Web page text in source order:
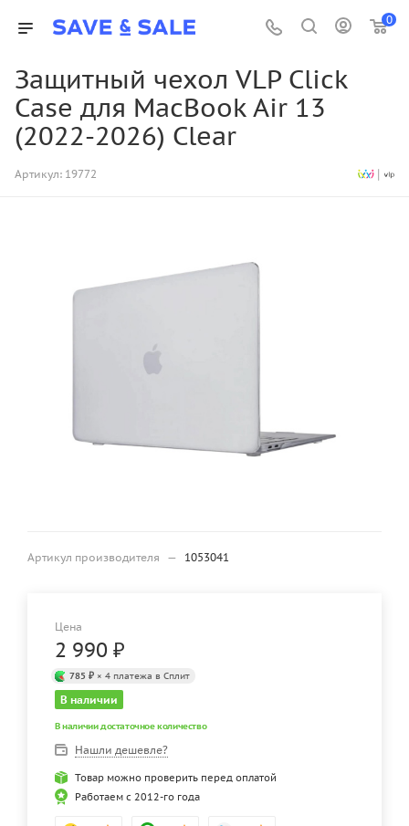
0
Защитный чехол VLP Click
Case для MacBook Air 13
(2022-2026) Clear
Артикул: 19772
Артикул производителя — 1053041
Цена
2 990 ₽
785 ₽ × 4 платежа в Сплит
В наличии
В наличии достаточное количество
Нашли дешевле?
Товар можно проверить перед оплатой
Работаем с 2012-го года